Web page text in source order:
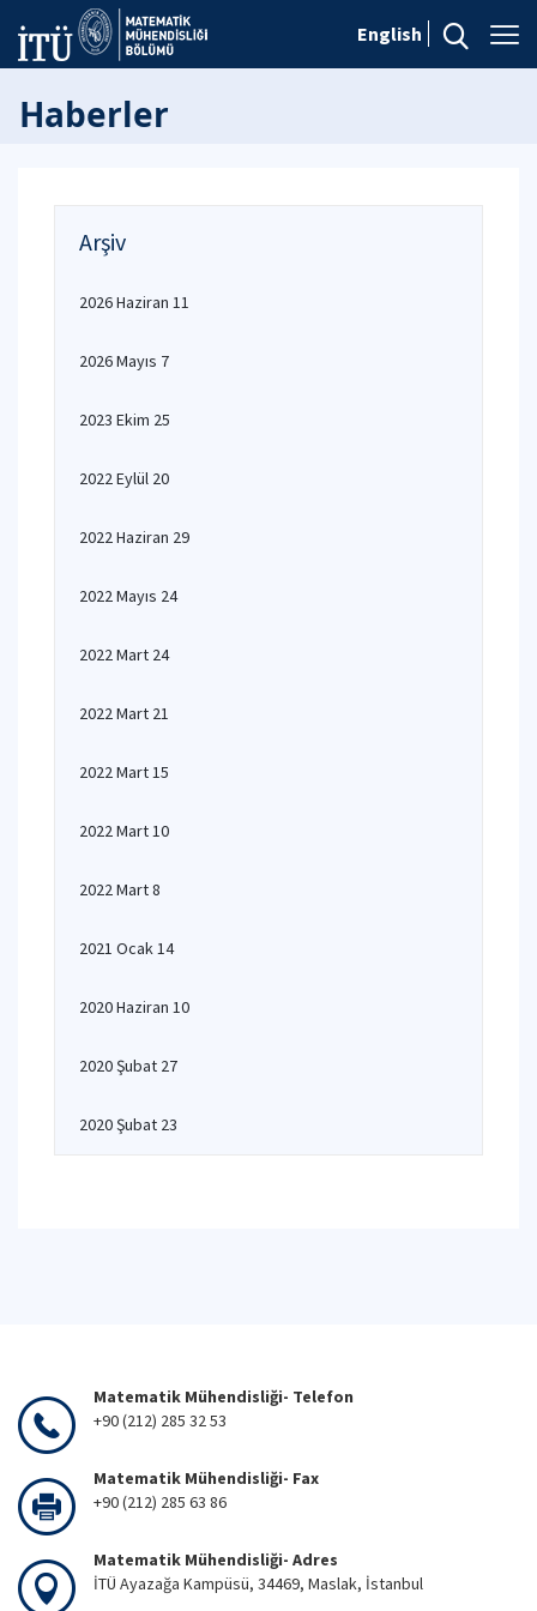
English
Haberler
Arşiv
2026 Haziran 11
2026 Mayıs 7
2023 Ekim 25
2022 Eylül 20
2022 Haziran 29
2022 Mayıs 24
2022 Mart 24
2022 Mart 21
2022 Mart 15
2022 Mart 10
2022 Mart 8
2021 Ocak 14
2020 Haziran 10
2020 Şubat 27
2020 Şubat 23
Matematik Mühendisliği- Telefon
+90 (212) 285 32 53
Matematik Mühendisliği- Fax
+90 (212) 285 63 86
Matematik Mühendisliği- Adres
İTÜ Ayazağa Kampüsü, 34469, Maslak, İstanbul